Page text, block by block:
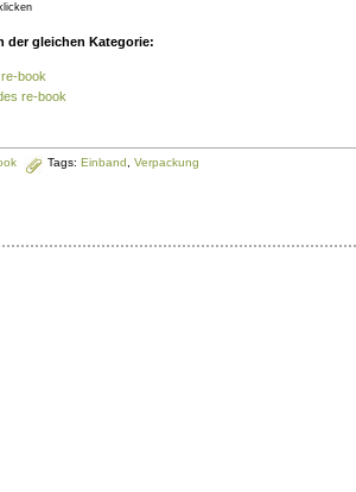
der gleichen Kategorie:
book
re-book
Tags: Einband, Verpackung